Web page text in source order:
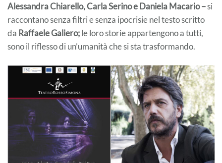
Alessandra Chiarello, Carla Serino e Daniela Macario –si
raccontano senza filtri e senza ipocrisie nel testo scritto
da Raffaele Galiero;le loro storie appartengono a tutti,
sono il riflesso di un’umanità che si sta trasformando.